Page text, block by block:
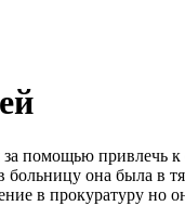
за помощью
больницу она была в
в прокуратуру но